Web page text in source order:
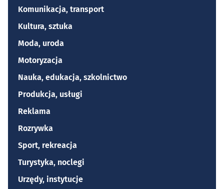
Komunikacja, transport
Kultura, sztuka
Moda, uroda
Motoryzacja
Nauka, edukacja, szkolnictwo
Produkcja, usługi
Reklama
Rozrywka
Sport, rekreacja
Turystyka, noclegi
Urzędy, instytucje